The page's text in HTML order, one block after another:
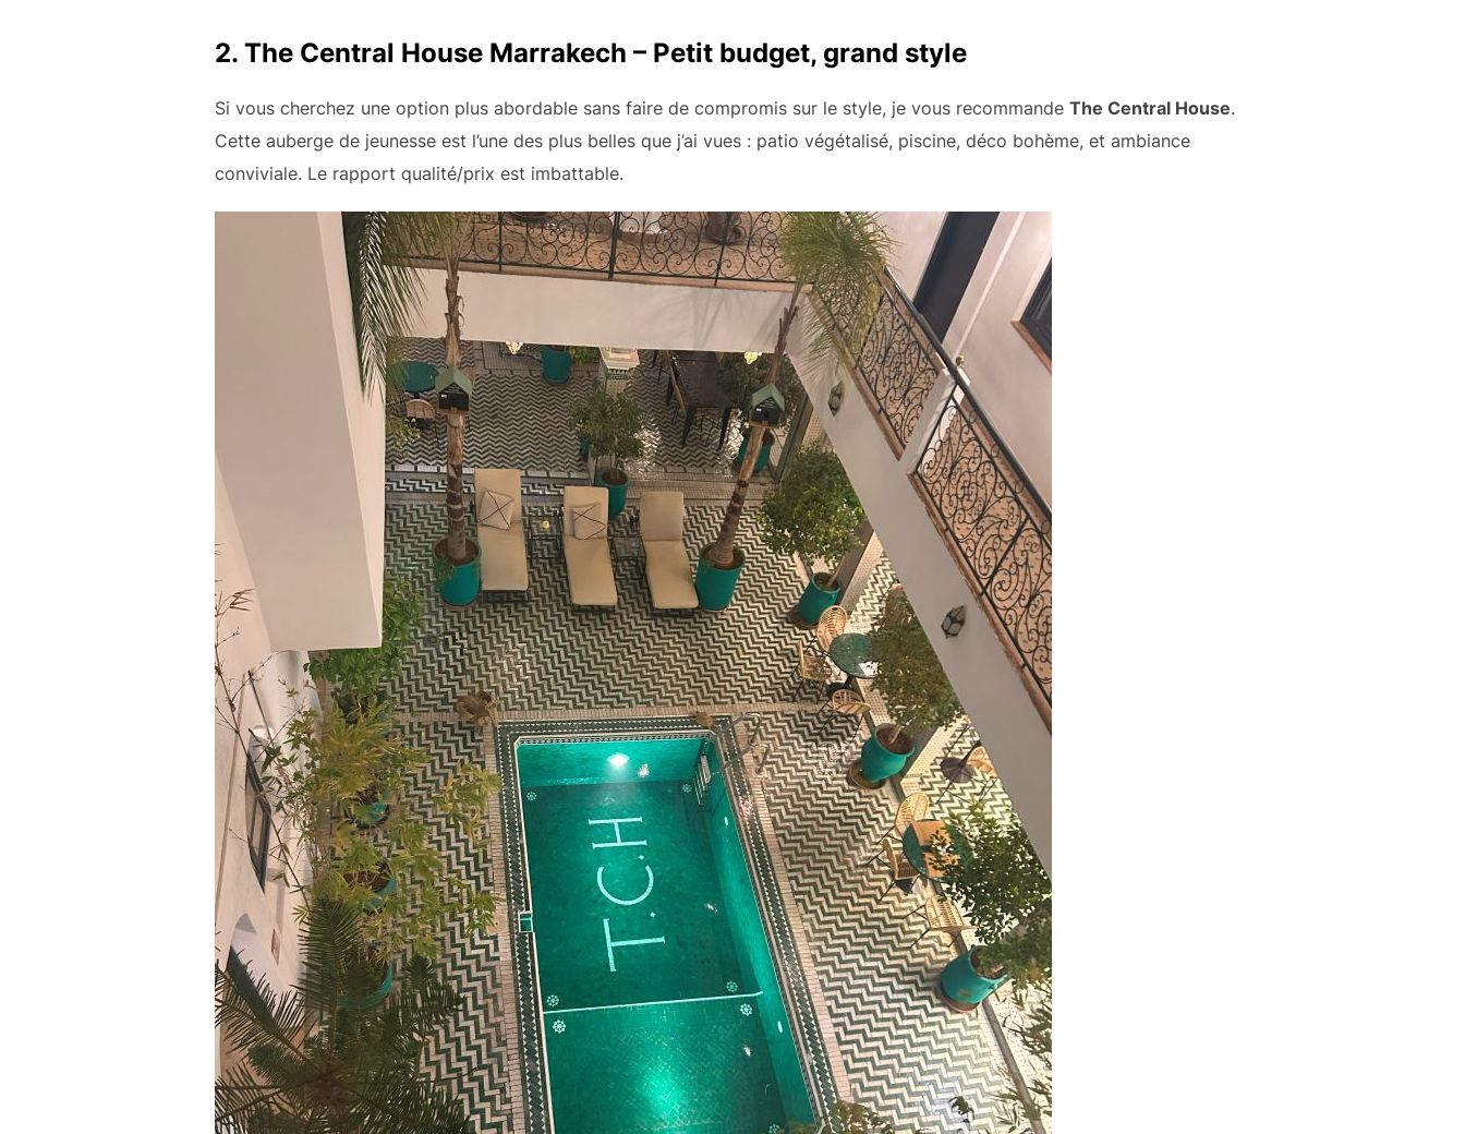
2. The Central House Marrakech – Petit budget, grand style
Si vous cherchez une option plus abordable sans faire de compromis sur le style, je vous recommande The Central House.
Cette auberge de jeunesse est l’une des plus belles que j’ai vues : patio végétalisé, piscine, déco bohème, et ambiance
conviviale. Le rapport qualité/prix est imbattable.